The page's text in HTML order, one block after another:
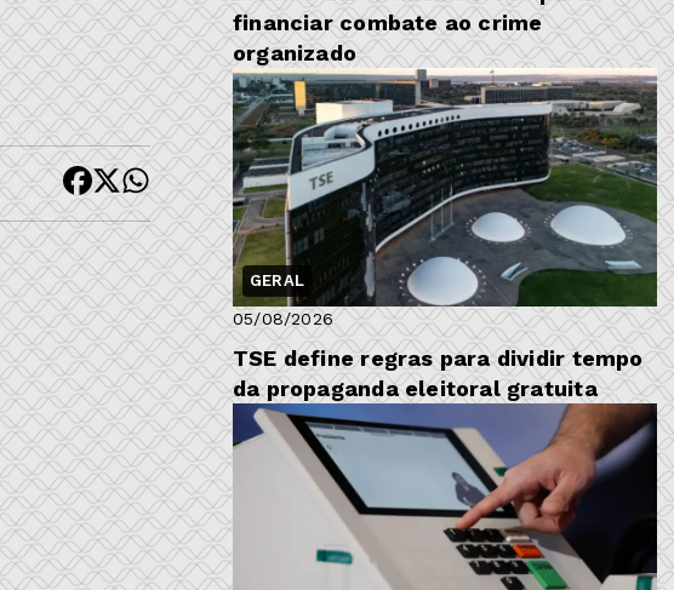
financiar combate ao crime
organizado
GERAL
05/08/2026
TSE define regras para dividir tempo
da propaganda eleitoral gratuita